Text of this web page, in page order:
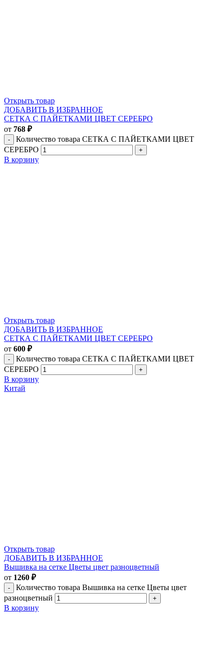
Открыть товар
ДОБАВИТЬ В ИЗБРАННОЕ
СЕТКА С ПАЙЕТКАМИ ЦВЕТ СЕРЕБРО
от 768 ₽
Количество товара СЕТКА С ПАЙЕТКАМИ ЦВЕТ
СЕРЕБРО
В корзину
Открыть товар
ДОБАВИТЬ В ИЗБРАННОЕ
СЕТКА С ПАЙЕТКАМИ ЦВЕТ СЕРЕБРО
от 600 ₽
Количество товара СЕТКА С ПАЙЕТКАМИ ЦВЕТ
СЕРЕБРО
В корзину
Китай
Открыть товар
ДОБАВИТЬ В ИЗБРАННОЕ
Вышивка на сетке Цветы цвет разноцветный
от 1260 ₽
Количество товара Вышивка на сетке Цветы цвет
разноцветный
В корзину